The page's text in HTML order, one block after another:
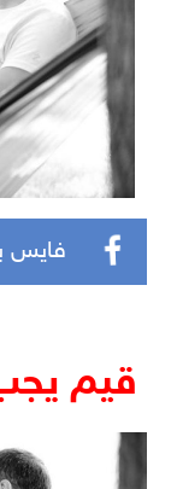
فايس
قيم